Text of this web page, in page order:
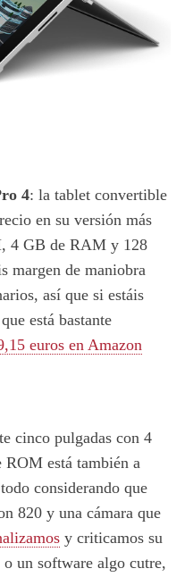
4: la tablet convertible
en su versión más
4 GB de RAM y 128
margen de maniobra
así que si estáis
está bastante
euros en Amazon
cinco pulgadas con 4
está también a
considerando que
820 y una cámara que
y criticamos su
un software algo cutre,